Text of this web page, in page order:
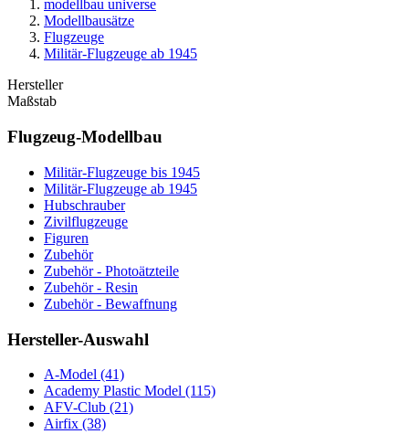
modellbau universe
Modellbausätze
Flugzeuge
Militär-Flugzeuge ab 1945
Hersteller
Maßstab
Flugzeug-Modellbau
Militär-Flugzeuge bis 1945
Militär-Flugzeuge ab 1945
Hubschrauber
Zivilflugzeuge
Figuren
Zubehör
Zubehör - Photoätzteile
Zubehör - Resin
Zubehör - Bewaffnung
Hersteller-Auswahl
A-Model (41)
Academy Plastic Model (115)
AFV-Club (21)
Airfix (38)